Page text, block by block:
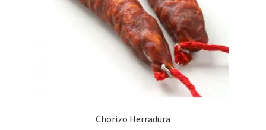
Chorizo Herradura